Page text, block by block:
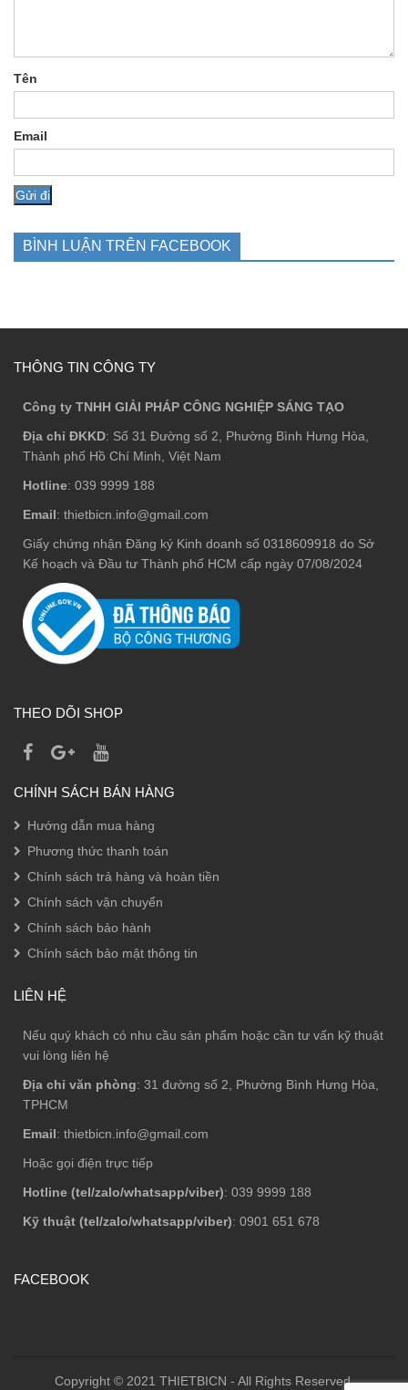
Tên
Email
BÌNH LUẬN TRÊN FACEBOOK
THÔNG TIN CÔNG TY
Công ty TNHH GIẢI PHÁP CÔNG NGHIỆP SÁNG TẠO
Địa chỉ ĐKKD: Số 31 Đường số 2, Phường Bình Hưng Hòa,
Thành phố Hồ Chí Minh, Việt Nam
Hotline: 039 9999 188
Email: thietbicn.info@gmail.com
Giấy chứng nhận Đăng ký Kinh doanh số 0318609918 do Sở
Kế hoạch và Đầu tư Thành phố HCM cấp ngày 07/08/2024
THEO DÕI SHOP
CHÍNH SÁCH BÁN HÀNG
Hướng dẫn mua hàng
Phương thức thanh toán
Chính sách trả hàng và hoàn tiền
Chính sách vận chuyển
Chính sách bảo hành
Chính sách bảo mật thông tin
LIÊN HỆ
Nếu quý khách có nhu cầu sản phẩm hoặc cần tư vấn kỹ thuật
vui lòng liên hệ
Địa chỉ văn phòng: 31 đường số 2, Phường Bình Hưng Hòa,
TPHCM
Email: thietbicn.info@gmail.com
Hoặc gọi điện trực tiếp
Hotline (tel/zalo/whatsapp/viber): 039 9999 188
Kỹ thuật (tel/zalo/whatsapp/viber): 0901 651 678
FACEBOOK
Copyright © 2021 THIETBICN - All Rights Reserved.